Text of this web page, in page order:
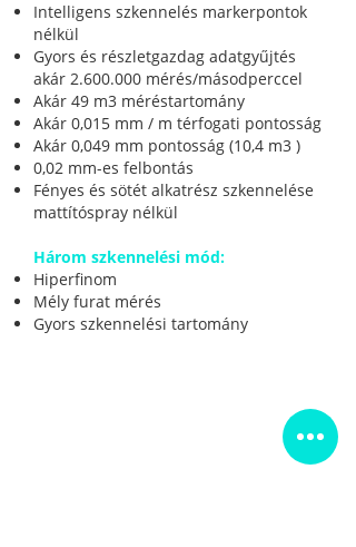
Intelligens szkennelés markerpontok
nélkül
Gyors és részletgazdag adatgyűjtés
akár 2.600.000 mérés/másodperccel
Akár 49 m3 méréstartomány
Akár 0,015 mm / m térfogati pontosság
Akár 0,049 mm pontosság (10,4 m3 )
0,02 mm-es felbontás
Fényes és sötét alkatrész szkennelése
mattítóspray nélkül
Három szkennelési mód:
Hiperfinom
Mély furat mérés
Gyors szkennelési tartomány